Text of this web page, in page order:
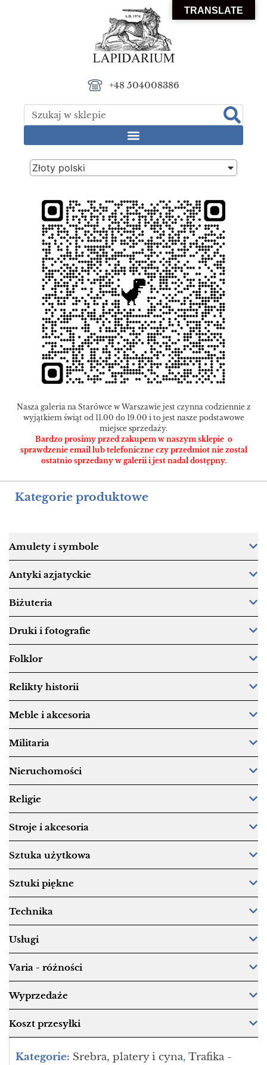
+48 504008386
Złoty polski
Nasza galeria na Starówce w Warszawie jest czynna codziennie z
wyjątkiem świąt od 11.00 do 19.00 i to jest nasze podstawowe
miejsce sprzedaży.
Bardzo prosimy przed zakupem w naszym sklepie o
sprawdzenie email lub telefoniczne czy przedmiot nie został
ostatnio sprzedany w galerii i jest nadal dostępny.
Kategorie produktowe
Amulety i symbole
Antyki azjatyckie
Biżuteria
Druki i fotografie
Folklor
Relikty historii
Meble i akcesoria
Militaria
Nieruchomości
Religie
Stroje i akcesoria
Sztuka użytkowa
Sztuki piękne
Technika
Usługi
Varia - różności
Wyprzedaże
Koszt przesyłki
Kategorie: Srebra, platery i cyna, Trafika -
TRANSLATE